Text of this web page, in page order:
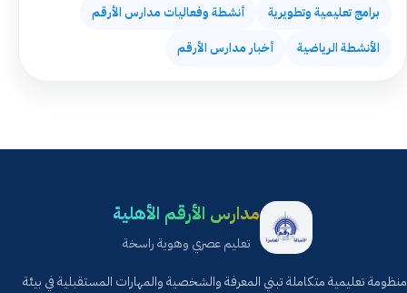
برامج تعليمية وتطويرية أنشطة وفعاليات مدارس الأرقم
الأنشطة الرياضية أخبار مدارس الأرقم
مدارس الأرقم الأهلية
تعليم عصري وهوية راسخة
منظومة تعليمية متكاملة تبني المعرفة والشخصية والمهارات المستقبلية في بيئة